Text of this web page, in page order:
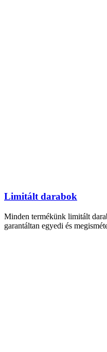
Limitált darabok
Minden termékünk limitált
garantáltan egyedi és